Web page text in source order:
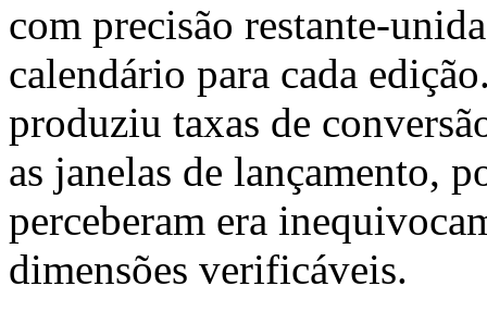
com precisão restante-
calendário para cada
produziu taxas de
as janelas de lançamento,
perceberam era
dimensões verificáveis.